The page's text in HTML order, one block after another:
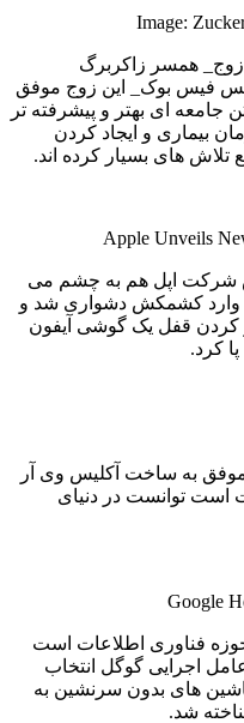
همسر زاکربرگ
بوک_ این زوج موفق
جامعه ای بهتر و پیشرفته تر
بیماری و ایجاد کردن
تلاش های بسیار کرده اند.
نام موسس شرکت اپل هم به چشم می
خورد. در سال ۲۰۱۶، تیم کوک با FBI وارد کشمکش دشواری شد و
کردن قفل یک گوشی آیفون
در سن ۲۳ سالگی موفق به ساخت آکلیس وی آر
توانست در دنیای
فناوری اطلاعات است
مدیر عامل اجرایی گوگل انتخاب
های بدون سرنشین به
شد.